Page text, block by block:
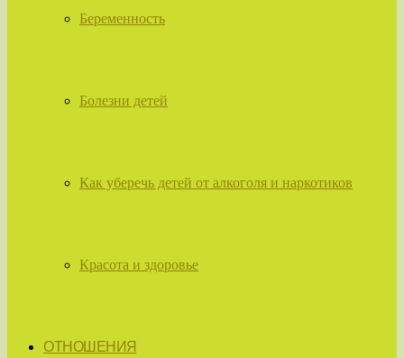
Беременность
Болезни детей
Как уберечь детей от алкоголя и наркотиков
Красота и здоровье
ОТНОШЕНИЯ